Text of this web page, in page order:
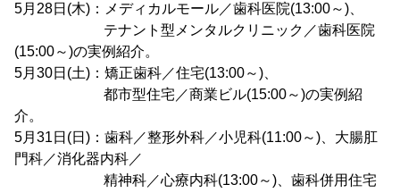
5月28日(木)：メディカルモール／歯科医院(13:00～)、
テナント型メンタルクリニック／歯科医院
(15:00～)の実例紹介。
5月30日(土)：矯正歯科／住宅(13:00～)、
都市型住宅／商業ビル(15:00～)の実例紹
介。
5月31日(日)：歯科／整形外科／小児科(11:00～)、大腸肛
門科／消化器内科／
精神科／心療内科(13:00～)、歯科併用住宅